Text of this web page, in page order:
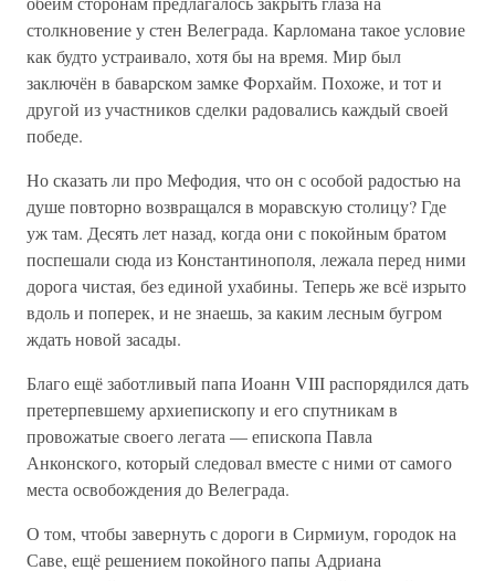
столкновение у стен Велеграда. Карломана такое условие
как будто устраивало, хотя бы на время. Мир был
заключён в баварском замке Форхайм. Похоже, и тот и
другой из участников сделки радовались каждый своей
победе.
Но сказать ли про Мефодия, что он с особой радостью на
душе повторно возвращался в моравскую столицу? Где
уж там. Десять лет назад, когда они с покойным братом
поспешали сюда из Константинополя, лежала перед ними
дорога чистая, без единой ухабины. Теперь же всё изрыто
вдоль и поперек, и не знаешь, за каким лесным бугром
ждать новой засады.
Благо ещё заботливый папа Иоанн VIII распорядился дать
претерпевшему архиепископу и его спутникам в
провожатые своего легата — епископа Павла
Анконского, который следовал вместе с ними от самого
места освобождения до Велеграда.
О том, чтобы завернуть с дороги в Сирмиум, городок на
Саве, ещё решением покойного папы Адриана